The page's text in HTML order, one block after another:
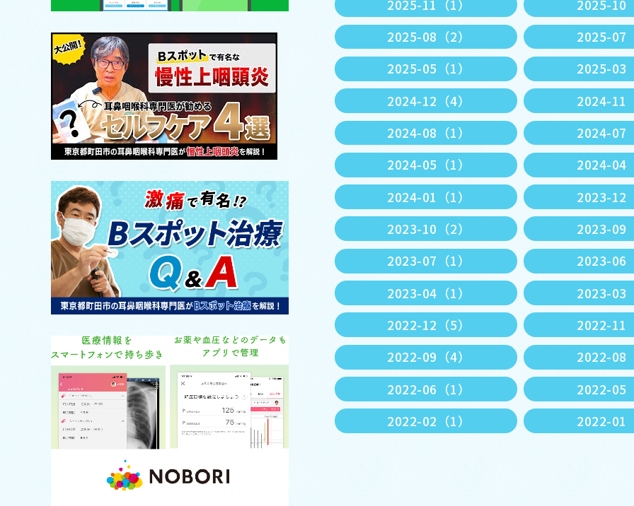
2025-11（1）
2025-10
2025-08（2）
2025-07
2025-05（1）
2025-03
2024-12（4）
2024-11
2024-08（1）
2024-07
2024-05（1）
2024-04
2024-01（1）
2023-12
2023-10（2）
2023-09
2023-07（1）
2023-06
2023-04（1）
2023-03
2022-12（5）
2022-11
2022-09（4）
2022-08
2022-06（1）
2022-05
2022-02（1）
2022-01